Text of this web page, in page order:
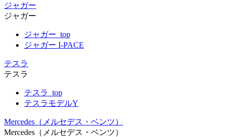
ジャガー
ジャガー
ジャガー_top
ジャガー I-PACE
テスラ
テスラ
テスラ_top
テスラモデルY
Mercedes（メルセデス・ベンツ）
Mercedes（メルセデス・ベンツ）